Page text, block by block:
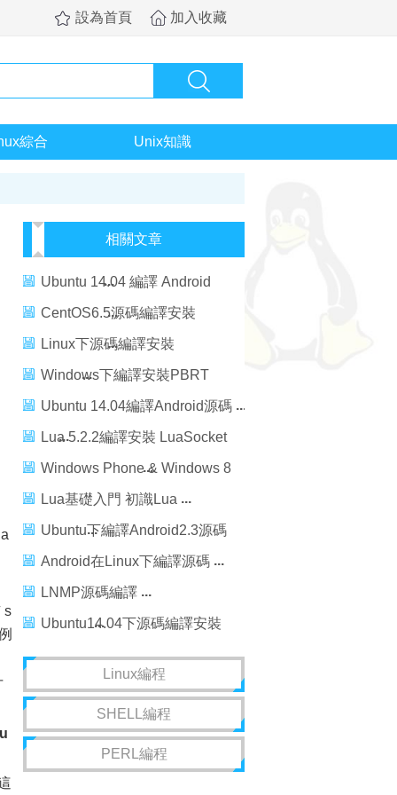
設為首頁 加入收藏
綜合 Unix知識
s
相關文章
Ubuntu 14.04 編譯 Android
5.1.1源碼
CentOS6.5源碼編譯安裝
GCC5.2.0
Linux下源碼編譯安裝
GCC5.3.0
Windows下編譯安裝PBRT
V1.05
Ubuntu 14.04編譯Android源碼
Lua 5.2.2編譯安裝 LuaSocket
庫
Windows Phone & Windows 8
Push Notification from
Windows Azure
Lua基礎入門 初識Lua
Ubuntu下編譯Android2.3源碼
問題集
Android在Linux下編譯源碼
LNMP源碼編譯
Ubuntu14.04下源碼編譯安裝
ice3.5.1
Linux編程
SHELL編程
PERL編程